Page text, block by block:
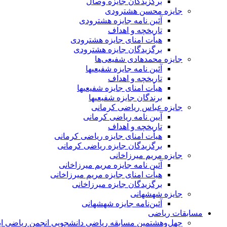
جایزه محسن هشترودی
آئین نامه جایزه هشترودی
تاریخچه و اهداف
هیأت امنای جایزه هشترودی
برگزیدگان جایزه هشترودی
جایزه محمدهادی شفیعی‌ها
آئین نامه جایزه شفیعیها
تاریخچه و اهداف
هیأت امنای جایزه شفیعیها
برندگان جایزه شفیعیها
جایزه عباس ریاضی کرمانی
آیین نامه ریاضی کرمانی
تاریخچه و اهداف
هیأت امنای جایزه ریاضی کرمانی
برگزیدگان جایزه ریاضی کرمانی
جایزه مریم میرزاخانی
آئین نامه جایزه مریم میرزاخانی
هیأت امنای جایزه مریم میرزاخانی
برگزیدگان جایزه میرزاخانی
جایزه شهشهانی
آئین‌نامه جایزه شهشهانی
مسابقات ریاضی
چهل‌و‌هشتمین مسابقه ریاضی دانشجویی انجمن ریاضی